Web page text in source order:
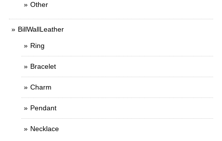
Other
BillWallLeather
Ring
Bracelet
Charm
Pendant
Necklace